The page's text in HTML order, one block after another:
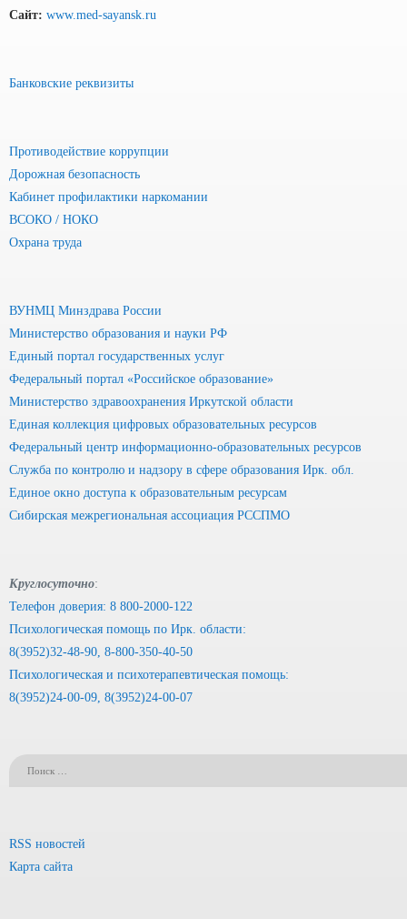
Сайт: www.med-sayansk.ru
Банковские реквизиты
Противодействие коррупции
Дорожная безопасность
Кабинет профилактики наркомании
ВСОКО / НОКО
Охрана труда
ВУНМЦ Минздрава России
Министерство образования и науки РФ
Единый портал государственных услуг
Федеральный портал «Российское образование»
Министерство здравоохранения Иркутской области
Единая коллекция цифровых образовательных ресурсов
Федеральный центр информационно-образовательных ресурсов
Служба по контролю и надзору в сфере образования Ирк. обл.
Единое окно доступа к образовательным ресурсам
Сибирская межрегиональная ассоциация РССПМО
Круглосуточно:
Телефон доверия: 8 800-2000-122
Психологическая помощь по Ирк. области:
8(3952)32-48-90, 8-800-350-40-50
Психологическая и психотерапевтическая помощь:
8(3952)24-00-09, 8(3952)24-00-07
RSS новостей
Карта сайта